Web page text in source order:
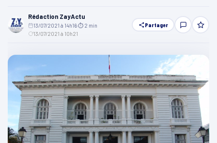
Rédaction ZayActu
13/07/2021 à 14h16⏱ 2 min
13/07/2021 à 10h21
Partager